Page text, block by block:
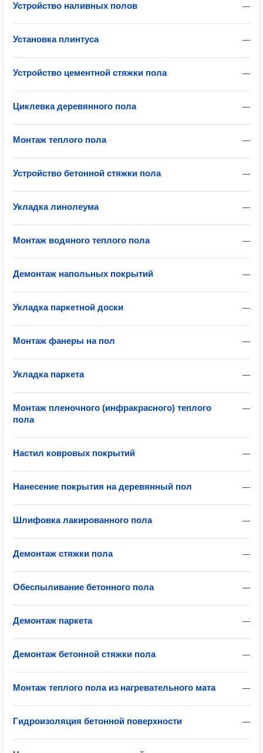
—
Устройство наливных полов
—
Установка плинтуса
—
Устройство цементной стяжки пола
—
Циклевка деревянного пола
—
Монтаж теплого пола
—
Устройство бетонной стяжки пола
—
Укладка линолеума
—
Монтаж водяного теплого пола
—
Демонтаж напольных покрытий
—
Укладка паркетной доски
—
Монтаж фанеры на пол
—
Укладка паркета
—
Монтаж пленочного (инфракрасного) теплого
пола
—
Настил ковровых покрытий
—
Нанесение покрытия на деревянный пол
—
Шлифовка лакированного пола
—
Демонтаж стяжки пола
—
Обеспыливание бетонного пола
—
Демонтаж паркета
—
Демонтаж бетонной стяжки пола
—
Монтаж теплого пола из нагревательного мата
—
Гидроизоляция бетонной поверхности